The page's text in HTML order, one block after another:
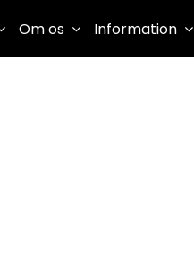
Om os Information